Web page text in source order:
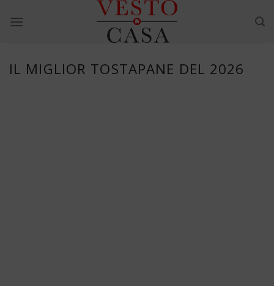
IL MIGLIOR TOSTAPANE DEL 2026